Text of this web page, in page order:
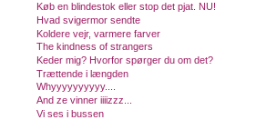
Køb en blindestok eller stop det pjat. NU!
Hvad svigermor sendte
Koldere vejr, varmere farver
The kindness of strangers
Keder mig? Hvorfor spørger du om det?
Trættende i længden
Whyyyyyyyyyy....
And ze vinner iiiizzz...
Vi ses i bussen